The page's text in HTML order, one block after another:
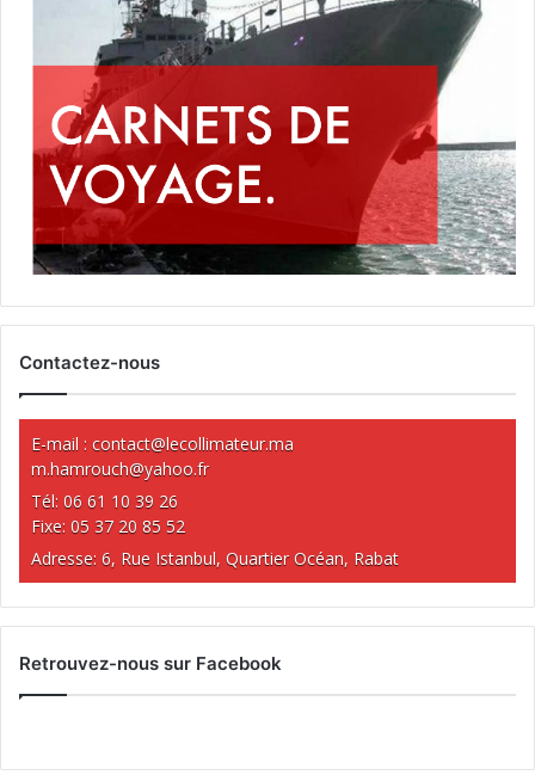
Contactez-nous
E-mail : contact@lecollimateur.ma
m.hamrouch@yahoo.fr
Tél: 06 61 10 39 26
Fixe: 05 37 20 85 52
Adresse: 6, Rue Istanbul, Quartier Océan, Rabat
Retrouvez-nous sur Facebook